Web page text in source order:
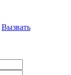
Вызвать